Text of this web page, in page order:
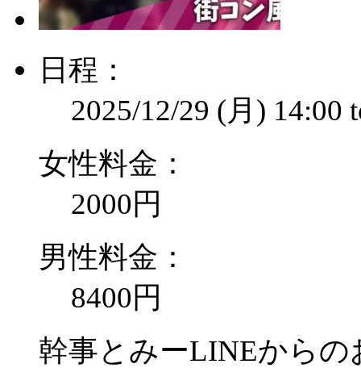
日程：
2025/12/29 (月) 14:00
女性料金：
2000円
男性料金：
8400円
幹事とみーLINEからの